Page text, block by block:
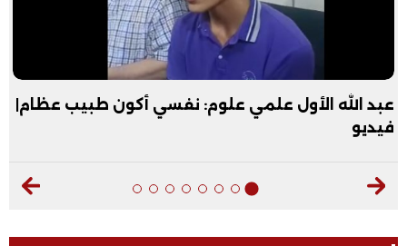
عبد الله الأول علمي علوم: نفسي أكون طبيب عظام|
فيديو